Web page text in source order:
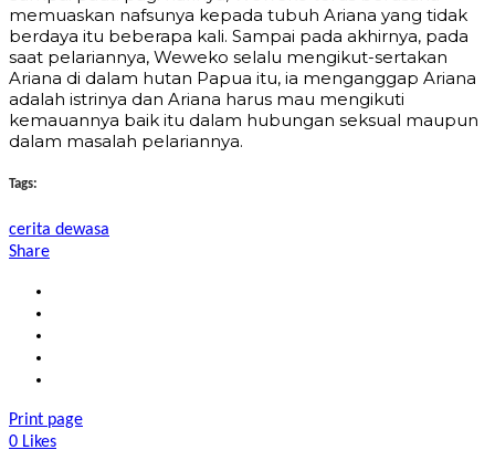
memuaskan nafsunya kepada tubuh Ariana yang tidak
berdaya itu beberapa kali. Sampai pada akhirnya, pada
saat pelariannya, Weweko selalu mengikut-sertakan
Ariana di dalam hutan Papua itu, ia menganggap Ariana
adalah istrinya dan Ariana harus mau mengikuti
kemauannya baik itu dalam hubungan seksual maupun
dalam masalah pelariannya.
Tags:
cerita dewasa
Share
Print page
0 Likes